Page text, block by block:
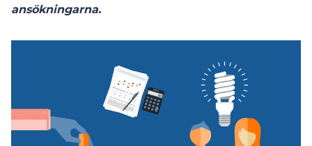
ansökningarna.